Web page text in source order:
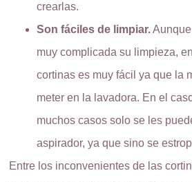
crearlas.
Son fáciles de limpiar.
muy complicada su limpieza,
cortinas es muy fácil ya que la
meter en la lavadora. En el
muchos casos solo se les
aspirador, ya que sino se
Entre los inconvenientes de las